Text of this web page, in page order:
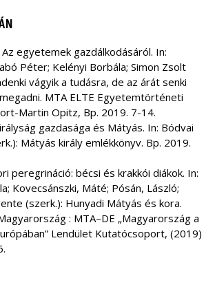
egyetemek gazdálkodásáról. In:
Péter; Kelényi Borbála; Simon Zsolt
vágyik a tudásra, de az árát senki
MTA ELTE Egyetemtörténeti
Martin Opitz, Bp. 2019. 7-14.
gazdasága és Mátyás. In: Bódvai
Mátyás király emlékkönyv. Bp. 2019.
peregrináció: bécsi és krakkói diákok. In:
Kovecsánszki, Máté; Pósán, László;
(szerk.): Hunyadi Mátyás és kora.
: MTA–DE „Magyarország a
Lendület Kutatócsoport, (2019)